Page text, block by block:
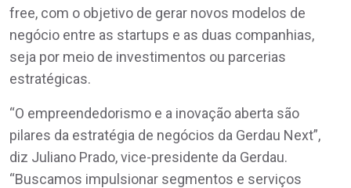
free, com o objetivo de gerar novos modelos de
negócio entre as startups e as duas companhias,
seja por meio de investimentos ou parcerias
estratégicas.
“O empreendedorismo e a inovação aberta são
pilares da estratégia de negócios da Gerdau Next”,
diz Juliano Prado, vice-presidente da Gerdau.
“Buscamos impulsionar segmentos e serviços